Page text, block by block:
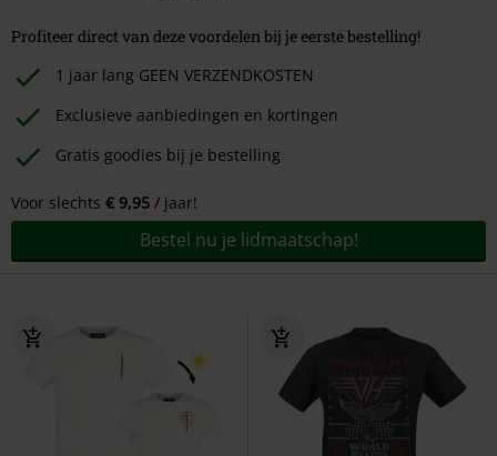
Profiteer direct van deze voordelen bij je eerste bestelling!
1 jaar lang GEEN VERZENDKOSTEN
Exclusieve aanbiedingen en kortingen
Gratis goodies bij je bestelling
Voor slechts € 9,95 jaar!
Bestel nu je lidmaatschap!